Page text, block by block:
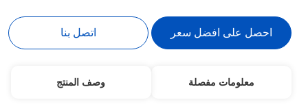
احصل على افضل سعر اتصل بنا
معلومات مفصلة وصف المنتج